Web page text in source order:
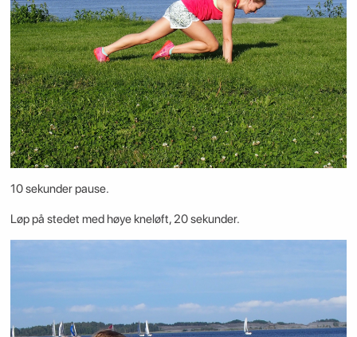
10 sekunder pause.
Løp på stedet med høye kneløft, 20 sekunder.